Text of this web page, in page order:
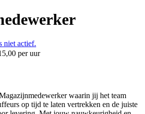
niet actief.
per uur
waarin jij het team
op tijd te laten vertrekken en de juiste